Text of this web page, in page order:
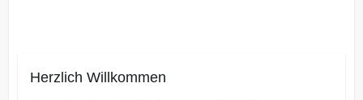
Herzlich Willkommen